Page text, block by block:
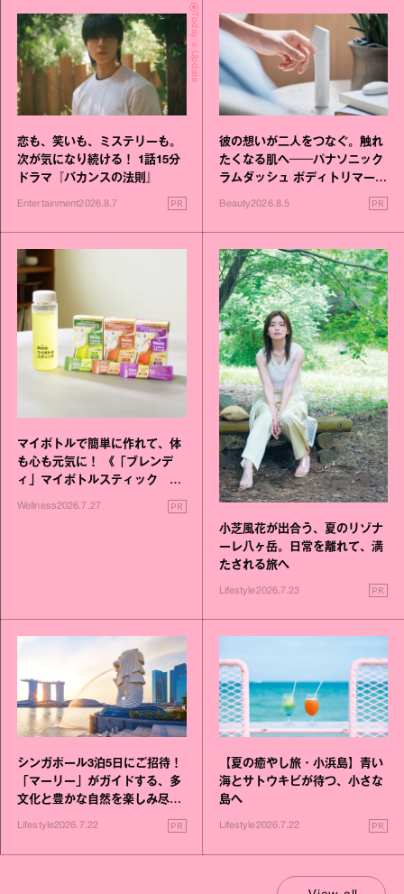
Today's Update
恋も、笑いも、ミステリーも。
次が気になり続ける！ 1話15分
ドラマ『バカンスの法則』
Entertainment2026.8.7 PR
彼の想いが二人をつなぐ。触れ
たくなる肌へ──パナソニック
ラムダッシュ ボディトリマーが
Beauty2026.8.5 PR
マイボトルで簡単に作れて、体
も心も元気に！ 《「ブレンデ
ィ」マイボトルスティック い
いこと毎日》シリーズが誕生
Wellness2026.7.27 PR
小芝風花が出合う、夏のリゾナ
ーレ八ヶ岳。日常を離れて、満
たされる旅へ
Lifestyle2026.7.23 PR
シンガポール3泊5日にご招待！
「マーリー」がガイドする、多
文化と豊かな自然を楽しみ尽く
Lifestyle2026.7.22 PR
【夏の癒やし旅・小浜島】青い
海とサトウキビが待つ、小さな
島へ
Lifestyle2026.7.22 PR